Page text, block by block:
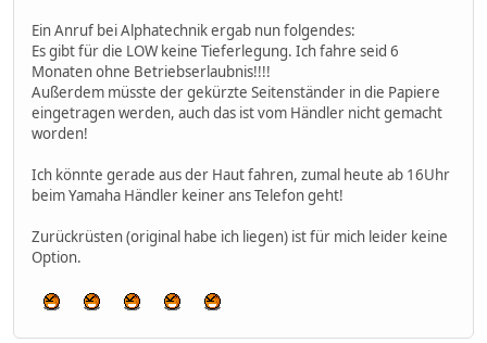
Ein Anruf bei Alphatechnik ergab nun folgendes:
Es gibt für die LOW keine Tieferlegung. Ich fahre seid 6
Monaten ohne Betriebserlaubnis!!!!
Außerdem müsste der gekürzte Seitenständer in die Papiere
eingetragen werden, auch das ist vom Händler nicht gemacht
worden!
Ich könnte gerade aus der Haut fahren, zumal heute ab 16Uhr
beim Yamaha Händler keiner ans Telefon geht!
Zurückrüsten (original habe ich liegen) ist für mich leider keine
Option.